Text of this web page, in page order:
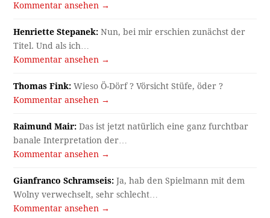
Kommentar ansehen →
Henriette Stepanek: Nun, bei mir erschien zunächst der
Titel. Und als ich…
Kommentar ansehen →
Thomas Fink: Wieso Ö-Dörf ? Vörsicht Stüfe, öder ?
Kommentar ansehen →
Raimund Mair: Das ist jetzt natürlich eine ganz furchtbar
banale Interpretation der…
Kommentar ansehen →
Gianfranco Schramseis: Ja, hab den Spielmann mit dem
Wolny verwechselt, sehr schlecht…
Kommentar ansehen →